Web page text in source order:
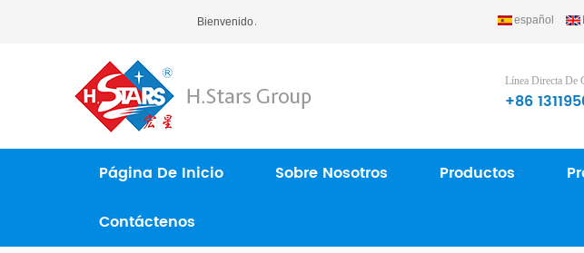
Bienvenido A H.Stars (Guangzhou) Refrigerating Equipment Group Ltd..
español
Línea Directa De
+86
Página De Inicio Sobre Nosotros Productos
Contáctenos